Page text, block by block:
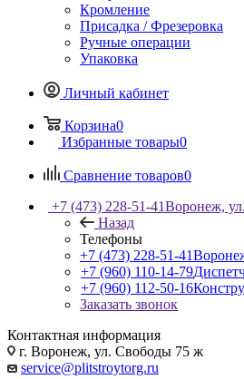
Кромление
Присадка / Фрезеровка
Ручные операции
Упаковка
Личный кабинет
Корзина0
Избранные товары0
Сравнение товаров0
+7 (473) 228-51-41Воронеж,
Назад
Телефоны
+7 (473) 228-51-41
+7 (960) 110-14-79
+7 (960) 112-50-16
Заказать звонок
Контактная информация
г. Воронеж, ул. Свободы 75 ж
service@plitstroytorg.ru